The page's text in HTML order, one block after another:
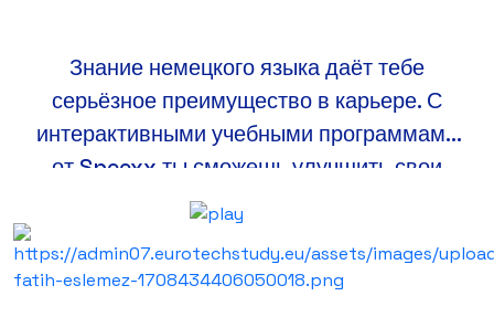
Знание немецкого языка даёт тебе
серьёзное преимущество в карьере. С
интерактивными учебными программами
от Speexx ты сможешь улучшить свои
языковые навыки и расширить